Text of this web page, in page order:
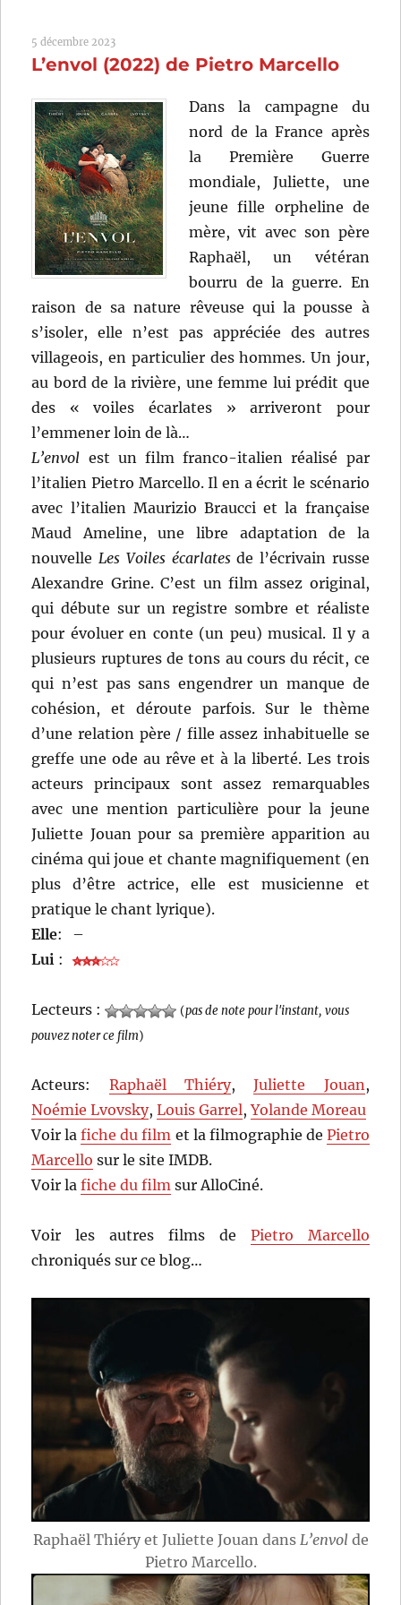
(2007)
Noémie
5 décembre 2023
L’envol (2022) de Pietro Marcello
Dans la campagne du
nord de la France après
la Première Guerre
mondiale, Juliette, une
jeune fille orpheline de
mère, vit avec son père
Raphaël, un vétéran
bourru de la guerre. En
raison de sa nature rêveuse qui la pousse à
s’isoler, elle n’est pas appréciée des autres
villageois, en particulier des hommes. Un jour,
au bord de la rivière, une femme lui prédit que
des « voiles écarlates » arriveront pour
l’emmener loin de là…
L’envol est un film franco-italien réalisé par
l’italien Pietro Marcello. Il en a écrit le scénario
avec l’italien Maurizio Braucci et la française
Maud Ameline, une libre adaptation de la
nouvelleLes Voiles écarlatesde l’écrivain russe
Alexandre Grine. C’est un film assez original,
qui débute sur un registre sombre et réaliste
pour évoluer en conte (un peu) musical. Il y a
plusieurs ruptures de tons au cours du récit, ce
qui n’est pas sans engendrer un manque de
cohésion, et déroute parfois. Sur le thème
d’une relation père / fille assez inhabituelle se
greffe une ode au rêve et à la liberté. Les trois
acteurs principaux sont assez remarquables
avec une mention particulière pour la jeune
Juliette Jouan pour sa première apparition au
cinéma qui joue et chante magnifiquement (en
plus d’être actrice, elle est musicienne et
pratique le chant lyrique).
Elle:
–
Lui :
Lecteurs : (pas de note pour l'instant, vous
pouvez noter ce film)
Acteurs: Raphaël Thiéry,Juliette Jouan,
Noémie Lvovsky,Louis Garrel,Yolande Moreau
Voir lafiche du film et la filmographie de Pietro
Marcello sur le site IMDB.
Voir lafiche du film sur AlloCiné.
Voir les autres films de Pietro Marcello
chroniqués sur ce blog…
Raphaël Thiéry et Juliette Jouan dans L’envol de
Pietro Marcello.